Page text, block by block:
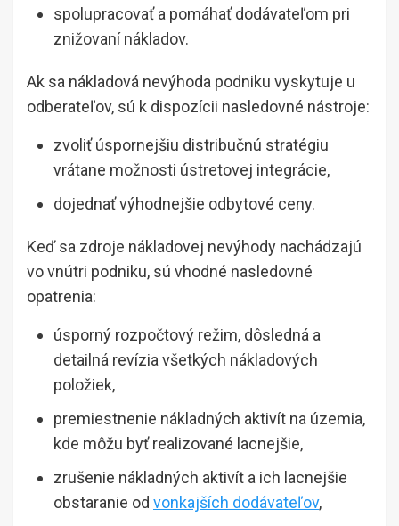
spolupracovať a pomáhať dodávateľom pri
znižovaní nákladov.
Ak sa nákladová nevýhoda podniku vyskytuje u
odberateľov, sú k dispozícii nasledovné nástroje:
zvoliť úspornejšiu distribučnú stratégiu
vrátane možnosti ústretovej integrácie,
dojednať výhodnejšie odbytové ceny.
Keď sa zdroje nákladovej nevýhody nachádzajú
vo vnútri podniku, sú vhodné nasledovné
opatrenia:
úsporný rozpočtový režim, dôsledná a
detailná revízia všetkých nákladových
položiek,
premiestnenie nákladných aktivít na územia,
kde môžu byť realizované lacnejšie,
zrušenie nákladných aktivít a ich lacnejšie
obstaranie od vonkajších dodávateľov,